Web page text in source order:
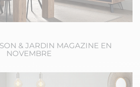
& JARDIN MAGAZINE EN
NOVEMBRE